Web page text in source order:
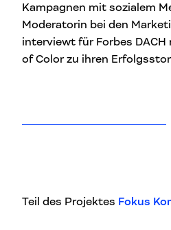
Teil des Projektes Fokus
Kampagnen mit sozialem
Moderatorin bei den
interviewt für Forbes
of Color zu ihren